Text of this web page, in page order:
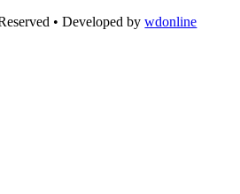
• Developed bywdonline